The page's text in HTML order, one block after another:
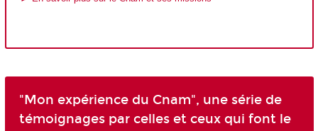
"Mon expérience du Cnam", une série de
témoignages par celles et ceux qui font le